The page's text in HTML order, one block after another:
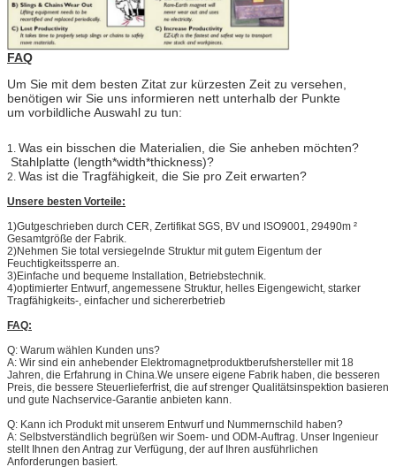
FAQ
Um Sie mit dem besten Zitat zur kürzesten Zeit zu versehen,
benötigen wir Sie uns informieren nett unterhalb der Punkte
um vorbildliche Auswahl zu tun:
1. Was ein bisschen die Materialien, die Sie anheben möchten?
Stahlplatte (length*width*thickness)?
2. Was ist die Tragfähigkeit, die Sie pro Zeit erwarten?
Unsere besten Vorteile:
1)Gutgeschrieben durch CER, Zertifikat SGS, BV und ISO9001, 29490m ²
Gesamtgröße der Fabrik.
2)Nehmen Sie total versiegelnde Struktur mit gutem Eigentum der
Feuchtigkeitssperre an.
3)Einfache und bequeme Installation, Betriebstechnik.
4)optimierter Entwurf, angemessene Struktur, helles Eigengewicht, starker
Tragfähigkeits-, einfacher und sichererbetrieb
FAQ:
Q: Warum wählen Kunden uns?
A: Wir sind ein anhebender Elektromagnetproduktberufshersteller mit 18
Jahren, die Erfahrung in China.We unsere eigene Fabrik haben, die besseren
Preis, die bessere Steuerlieferfrist, die auf strenger Qualitätsinspektion basieren
und gute Nachservice-Garantie anbieten kann.
Q: Kann ich Produkt mit unserem Entwurf und Nummernschild haben?
A: Selbstverständlich begrüßen wir Soem- und ODM-Auftrag. Unser Ingenieur
stellt Ihnen den Antrag zur Verfügung, der auf Ihren ausführlichen
Anforderungen basiert.